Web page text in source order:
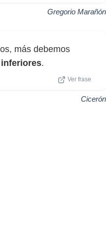
Gregorio Marañón
más debemos
inferiores.
Ver frase
Cicerón